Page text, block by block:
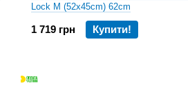
Lock M (52x45cm) 62cm
1 719 грн Купити!